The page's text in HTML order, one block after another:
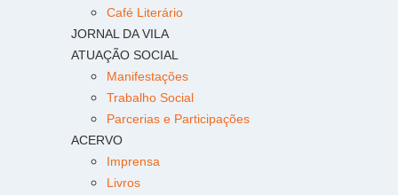
Café Literário
JORNAL DA VILA
ATUAÇÃO SOCIAL
Manifestações
Trabalho Social
Parcerias e Participações
ACERVO
Imprensa
Livros